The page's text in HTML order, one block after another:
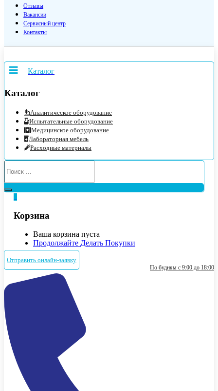
Отзывы
Вакансии
Сервисный центр
Контакты
Каталог
Каталог
Аналитическое оборудование
Испытательные оборудование
Медицинское оборудование
Лабораторная мебель
Расходные материалы
Корзина
Ваша корзина пуста
Продолжайте Делать Покупки
Отправить онлайн-заявку
По будням с 9:00 до 18:00